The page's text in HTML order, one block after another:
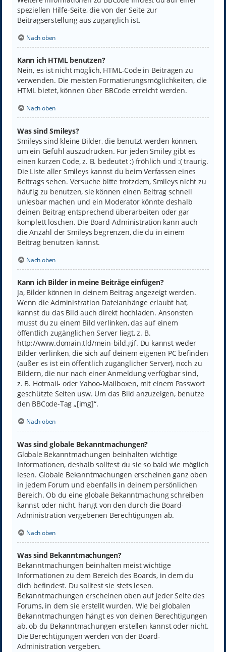
speziellen Hilfe-Seite, die von der Seite zur
Beitragserstellung aus zugänglich ist.
Nach oben
Kann ich HTML benutzen?
Nein, es ist nicht möglich, HTML-Code in Beiträgen zu
verwenden. Die meisten Formatierungsmöglichkeiten, die
HTML bietet, können über BBCode erreicht werden.
Nach oben
Was sind Smileys?
Smileys sind kleine Bilder, die benutzt werden können,
um ein Gefühl auszudrücken. Für jeden Smiley gibt es
einen kurzen Code, z. B. bedeutet :) fröhlich und :( traurig.
Die Liste aller Smileys kannst du beim Verfassen eines
Beitrags sehen. Versuche bitte trotzdem, Smileys nicht zu
häufig zu benutzen, sie können einen Beitrag schnell
unlesbar machen und ein Moderator könnte deshalb
deinen Beitrag entsprechend überarbeiten oder gar
komplett löschen. Die Board-Administration kann auch
die Anzahl der Smileys begrenzen, die du in einem
Beitrag benutzen kannst.
Nach oben
Kann ich Bilder in meine Beiträge einfügen?
Ja, Bilder können in deinem Beitrag angezeigt werden.
Wenn die Administration Dateianhänge erlaubt hat,
kannst du das Bild auch direkt hochladen. Ansonsten
musst du zu einem Bild verlinken, das auf einem
öffentlich zugänglichen Server liegt, z. B.
http://www.domain.tld/mein-bild.gif. Du kannst weder
Bilder verlinken, die sich auf deinem eigenen PC befinden
(außer es ist ein öffentlich zugänglicher Server), noch zu
Bildern, die nur nach einer Anmeldung verfügbar sind,
z. B. Hotmail- oder Yahoo-Mailboxen, mit einem Passwort
geschützte Seiten usw. Um das Bild anzuzeigen, benutze
den BBCode-Tag „[img]“.
Nach oben
Was sind globale Bekanntmachungen?
Globale Bekanntmachungen beinhalten wichtige
Informationen, deshalb solltest du sie so bald wie möglich
lesen. Globale Bekanntmachungen erscheinen ganz oben
in jedem Forum und ebenfalls in deinem persönlichen
Bereich. Ob du eine globale Bekanntmachung schreiben
kannst oder nicht, hängt von den durch die Board-
Administration vergebenen Berechtigungen ab.
Nach oben
Was sind Bekanntmachungen?
Bekanntmachungen beinhalten meist wichtige
Informationen zu dem Bereich des Boards, in dem du
dich befindest. Du solltest sie stets lesen.
Bekanntmachungen erscheinen oben auf jeder Seite des
Forums, in dem sie erstellt wurden. Wie bei globalen
Bekanntmachungen hängt es von deinen Berechtigungen
ab, ob du Bekanntmachungen erstellen kannst oder nicht.
Die Berechtigungen werden von der Board-
Administration vergeben.